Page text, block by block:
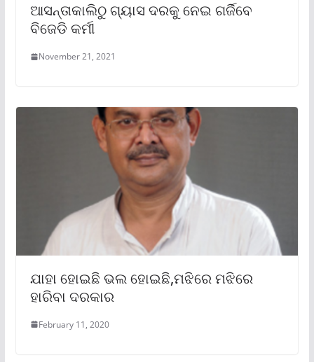
ଆସନ୍ତାକାଲିଠୁ ଗ୍ୟାସ ଦରକୁ ନେଇ ଗର୍ଜିବେ
ବିଜେଡି କର୍ମୀ
November 21, 2021
ଯାହା ହୋଇଛି ଭଲ ହୋଇଛି,ମଝିରେ ମଝିରେ
ହାରିବା ଦରକାର
February 11, 2020